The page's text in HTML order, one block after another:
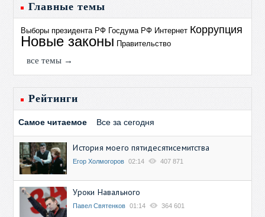
Главные темы
Выборы президента РФ Госдума РФ Интернет Коррупция
Новые законы Правительство
все темы →
Рейтинги
Самое читаемое Все за сегодня
История моего пятидесятисемитства
Егор Холмогоров 02:14 407 871
Уроки Навального
Павел Святенков 01:14 364 601